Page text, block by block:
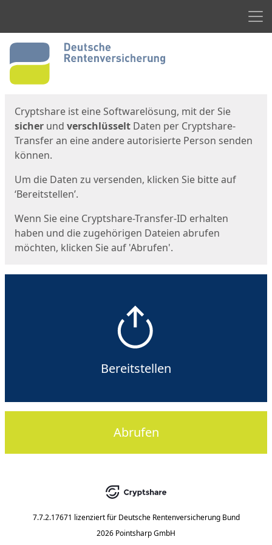
Start
Cryptshare ist eine Softwarelösung, mit der Sie
sicher und verschlüsselt Daten per Cryptshare-
Transfer an eine andere autorisierte Person senden
können.
Um die Daten zu versenden, klicken Sie bitte auf
‘Bereitstellen’.
Wenn Sie eine Cryptshare-Transfer-ID erhalten
haben und die zugehörigen Dateien abrufen
möchten, klicken Sie auf 'Abrufen'.
Bereitstellen
Abrufen
7.7.2.17671 lizenziert für Deutsche Rentenversicherung Bund
2026 Pointsharp GmbH